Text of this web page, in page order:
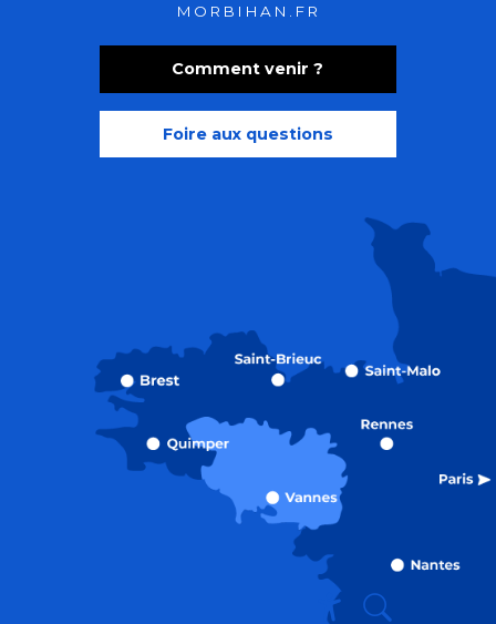
Comment venir ?
Foire aux questions
MORBIHAN.FR